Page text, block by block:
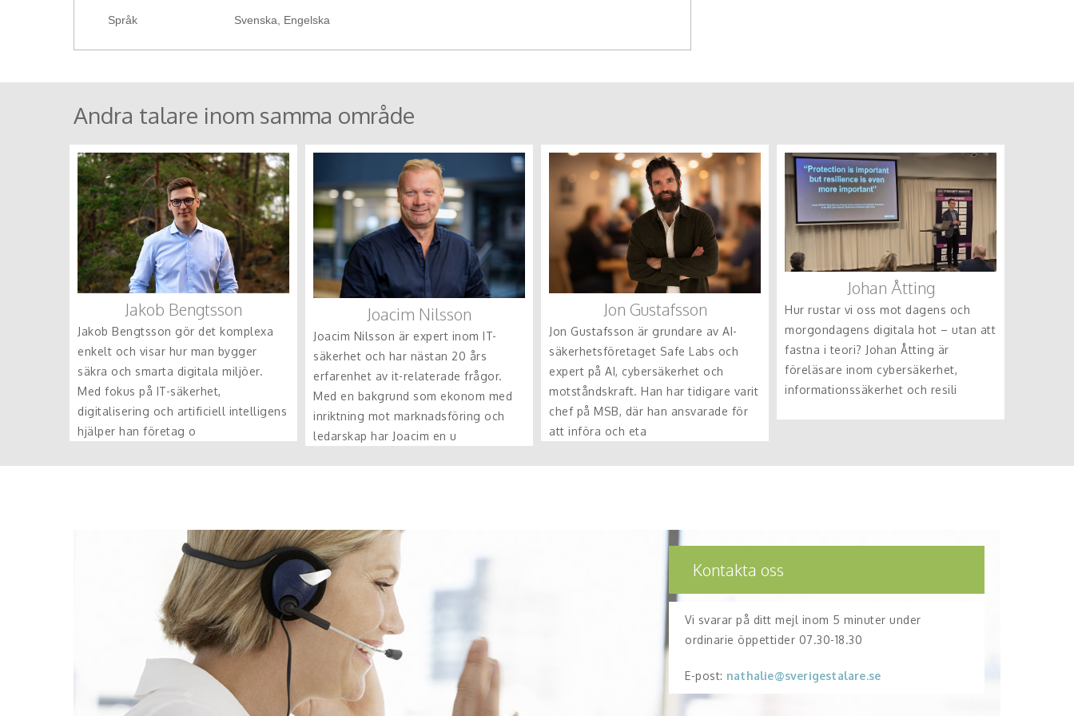
Språk
Svenska, Engelska
Andra talare inom samma område
Jakob Bengtsson
Jakob Bengtsson gör det komplexa
enkelt och visar hur man bygger
säkra och smarta digitala miljöer.
Med fokus på IT-säkerhet,
digitalisering och artificiell intelligens
hjälper han företag o
Joacim Nilsson
Joacim Nilsson är expert inom IT-
säkerhet och har nästan 20 års
erfarenhet av it-relaterade frågor.
Med en bakgrund som ekonom med
inriktning mot marknadsföring och
ledarskap har Joacim en u
Jon Gustafsson
Jon Gustafsson är grundare av AI-
säkerhetsföretaget Safe Labs och
expert på AI, cybersäkerhet och
motståndskraft. Han har tidigare varit
chef på MSB, där han ansvarade för
att införa och eta
Johan Åtting
Hur rustar vi oss mot dagens och
morgondagens digitala hot – utan att
fastna i teori? Johan Åtting är
föreläsare inom cybersäkerhet,
informationssäkerhet och resili
Kontakta oss
Vi svarar på ditt mejl inom 5 minuter under
ordinarie öppettider 07.30-18.30
E-post: nathalie@sverigestalare.se